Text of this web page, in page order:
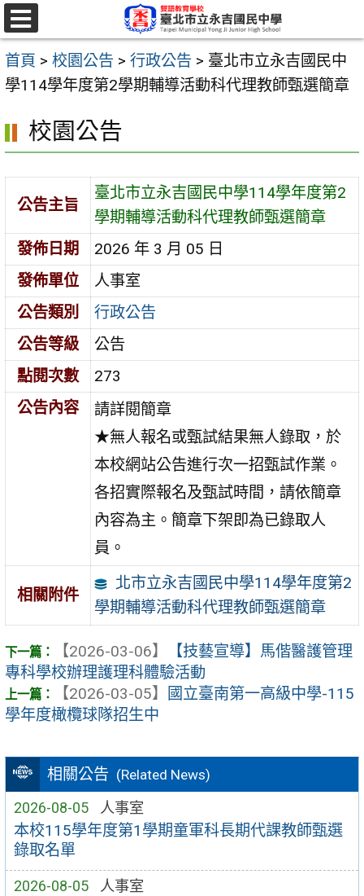
跳
至
主
要
區
選
單
首頁 > 校園公告 > 行政公告 > 臺北市立永吉國民中
學114學年度第2學期輔導活動科代理教師甄選簡章
相關公告 (Related News)
2026-08-05 人事室
本校115學年度第1學期童軍科長期代課教師甄選
錄取名單
2026-08-05 人事室
校園公告
公告主旨
臺北市立永吉國民中學114學年度第2
學期輔導活動科代理教師甄選簡章
發佈日期
2026 年 3 月 05 日
發佈單位
人事室
公告類別
行政公告
公告等級
公告
點閱次數
273
公告內容
請詳閱簡章
★無人報名或甄試結果無人錄取，於
本校網站公告進行次一招甄試作業。
各招實際報名及甄試時間，請依簡章
內容為主。簡章下架即為已錄取人
員。
相關附件
北市立永吉國民中學114學年度第2
學期輔導活動科代理教師甄選簡章
【2026-03-06】
【技藝宣導】馬偕醫護管理
專科學校辦理護理科體驗活動
【2026-03-05】
國立臺南第一高級中學-115
學年度橄欖球隊招生中